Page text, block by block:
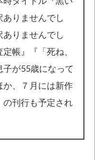
りませんでし
りませんでし
帳』『「死ね、
が55歳になって
か、７月には新作
の刊行も予定され